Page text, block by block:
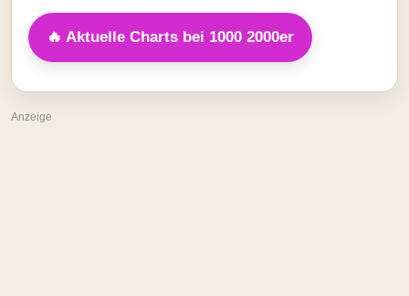
🔥 Aktuelle Charts bei 1000 2000er
Anzeige